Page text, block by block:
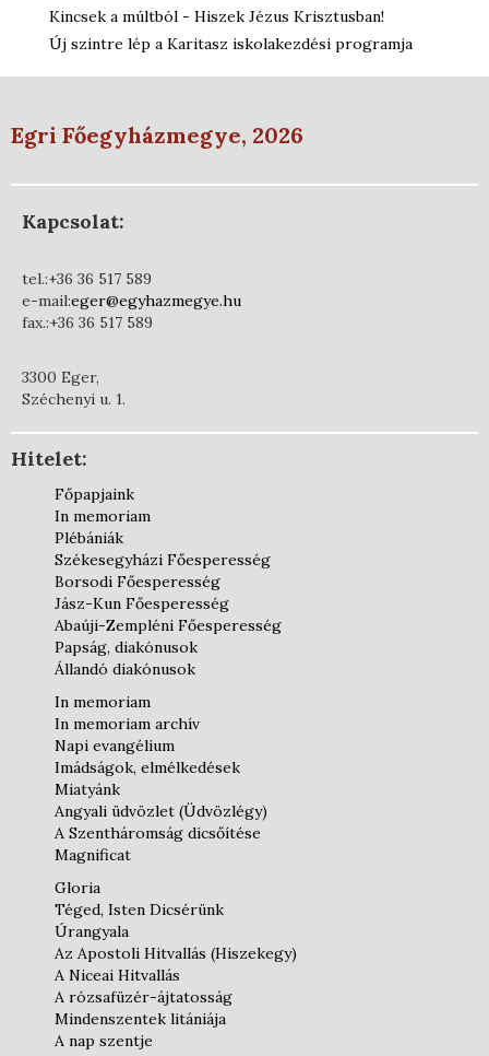
Kincsek a múltból - Hiszek Jézus Krisztusban!
Új szintre lép a Karitasz iskolakezdési programja
Egri Főegyházmegye, 2026
Kapcsolat:
tel.:+36 36 517 589
e-mail:eger@egyhazmegye.hu
fax.:+36 36 517 589
3300 Eger,
Széchenyi u. 1.
Hitelet:
Főpapjaink
In memoriam
Plébániák
Székesegyházi Főesperesség
Borsodi Főesperesség
Jász-Kun Főesperesség
Abaúji-Zempléni Főesperesség
Papság, diakónusok
Állandó diakónusok
In memoriam
In memoriam archív
Napi evangélium
Imádságok, elmélkedések
Miatyánk
Angyali üdvözlet (Üdvözlégy)
A Szentháromság dicsőítése
Magnificat
Gloria
Téged, Isten Dicsérünk
Úrangyala
Az Apostoli Hitvallás (Hiszekegy)
A Niceai Hitvallás
A rózsafüzér-ájtatosság
Mindenszentek litániája
A nap szentje